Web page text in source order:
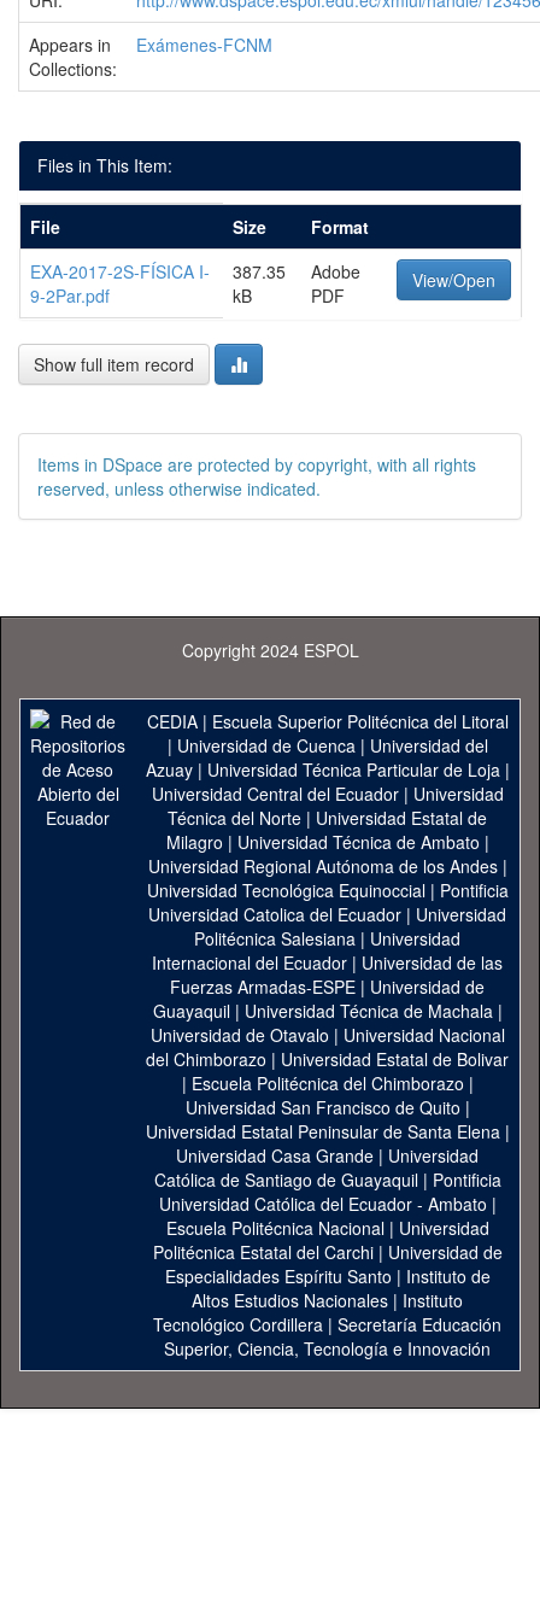
Appears in
Collections:
Exámenes-FCNM
Files in This Item:
File Size
Format
EXA-2017-2S-FÍSICA I-
9-2Par.pdf
387.35
kB
Adobe
PDF
View/Open
Show full item record
Items in DSpace are protected by copyright, with all rights
reserved, unless otherwise indicated.
Copyright 2024 ESPOL
CEDIA| Escuela Superior Politécnica del Litoral
| Universidad de Cuenca| Universidad del
Azuay| Universidad Técnica Particular de Loja|
Universidad Central del Ecuador| Universidad
Técnica del Norte | Universidad Estatal de
Milagro | Universidad Técnica de Ambato |
Universidad Regional Autónoma de los Andes|
Universidad Tecnológica Equinoccial| Pontificia
Universidad Catolica del Ecuador | Universidad
Politécnica Salesiana | Universidad
Internacional del Ecuador | Universidad de las
Fuerzas Armadas-ESPE | Universidad de
Guayaquil| Universidad Técnica de Machala|
Universidad de Otavalo | Universidad Nacional
del Chimborazo | Universidad Estatal de Bolivar
| Escuela Politécnica del Chimborazo |
Universidad San Francisco de Quito |
Universidad Estatal Peninsular de Santa Elena|
Universidad Casa Grande | Universidad
Católica de Santiago de Guayaquil| Pontificia
Universidad Católica del Ecuador - Ambato |
Escuela Politécnica Nacional| Universidad
Politécnica Estatal del Carchi| Universidad de
Especialidades Espíritu Santo | Instituto de
Altos Estudios Nacionales | Instituto
Tecnológico Cordillera | Secretaría Educación
Superior, Ciencia, Tecnología e Innovación